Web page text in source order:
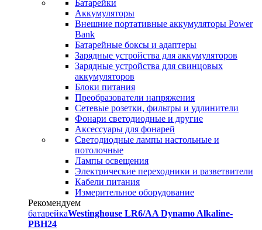
Батарейки
Аккумуляторы
Внешние портативные аккумуляторы Power
Bank
Батарейные боксы и адаптеры
Зарядные устройства для аккумуляторов
Зарядные устройства для свинцовых
аккумуляторов
Блоки питания
Преобразователи напряжения
Сетевые розетки, фильтры и удлинители
Фонари светодиодные и другие
Аксессуары для фонарей
Светодиодные лампы настольные и
потолочные
Лампы освещения
Электрические переходники и разветвители
Кабели питания
Измерительное оборудование
Рекомендуем
батарейкаWestinghouse LR6/AA Dynamo Alkaline-
PBH24